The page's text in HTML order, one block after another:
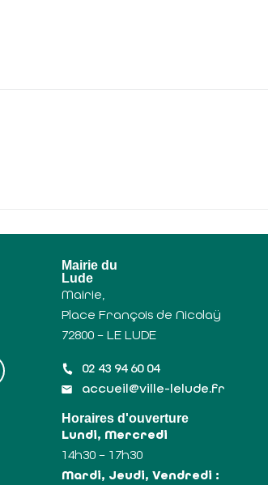
Mairie du
Lude
Mairie,
Place François de Nicolaÿ
72800 – LE LUDE
02 43 94 60 04
accueil@ville-lelude.fr
Horaires d'ouverture
Lundi, Mercredi
14h30 – 17h30
Mardi, Jeudi, Vendredi :